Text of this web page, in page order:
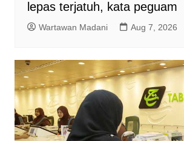
lepas terjatuh, kata peguam
Wartawan Madani Aug 7, 2026